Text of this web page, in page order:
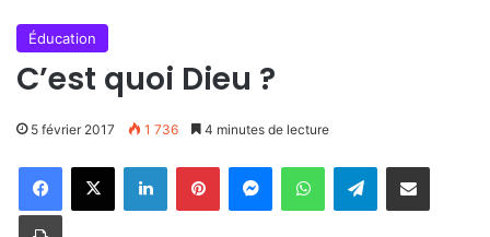
Éducation
C’est quoi Dieu ?
5 février 2017 1 736 4 minutes de lecture
LinkedinPinterestMessengerWhatsAppTelegramPartager par email
Imprimer